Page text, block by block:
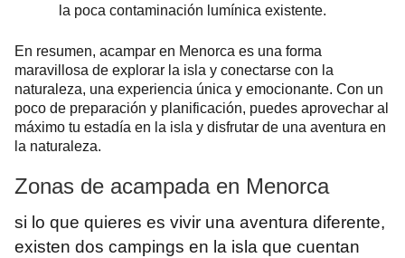
la poca contaminación lumínica existente.
En resumen, acampar en Menorca es una forma
maravillosa de explorar la isla y conectarse con la
naturaleza, una experiencia única y emocionante. Con un
poco de preparación y planificación, puedes aprovechar al
máximo tu estadía en la isla y disfrutar de una aventura en
la naturaleza.
Zonas de acampada en Menorca
si lo que quieres es vivir una aventura diferente,
existen dos campings en la isla que cuentan